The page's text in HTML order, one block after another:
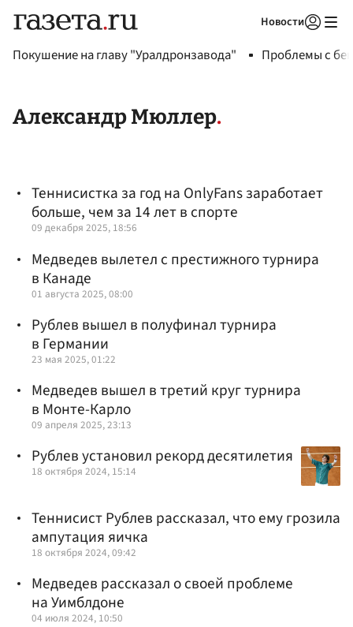
Новости
Покушение на главу "Уралдронзавода" Проблемы с
Александр Мюллер
Теннисистка за год на OnlyFans заработает
больше, чем за 14 лет в спорте
09 декабря 2025, 18:56
Медведев вылетел с престижного турнира
в Канаде
01 августа 2025, 08:00
Рублев вышел в полуфинал турнира
в Германии
23 мая 2025, 01:22
Медведев вышел в третий круг турнира
в Монте-Карло
09 апреля 2025, 23:13
Рублев установил рекорд десятилетия
18 октября 2024, 15:14
Теннисист Рублев рассказал, что ему грозила
ампутация яичка
18 октября 2024, 09:42
Медведев рассказал о своей проблеме
на Уимблдоне
04 июля 2024, 10:50